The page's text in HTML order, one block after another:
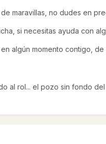
maravillas, no dudes en
si necesitas ayuda con
algún momento contigo,
al rol... el pozo sin fondo